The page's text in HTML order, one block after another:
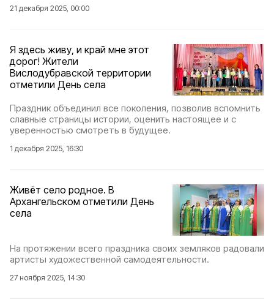
21 декабря 2025, 00:00
Я здесь живу, и край мне этот
дорог! Жители
Вислодубравской территории
отметили День села
Праздник объединил все поколения, позволив вспомнить
славные страницы истории, оценить настоящее и с
уверенностью смотреть в будущее.
1 декабря 2025, 16:30
Живёт село родное. В
Архангельском отметили День
села
На протяжении всего праздника своих земляков радовали
артисты художественной самодеятельности.
27 ноября 2025, 14:30